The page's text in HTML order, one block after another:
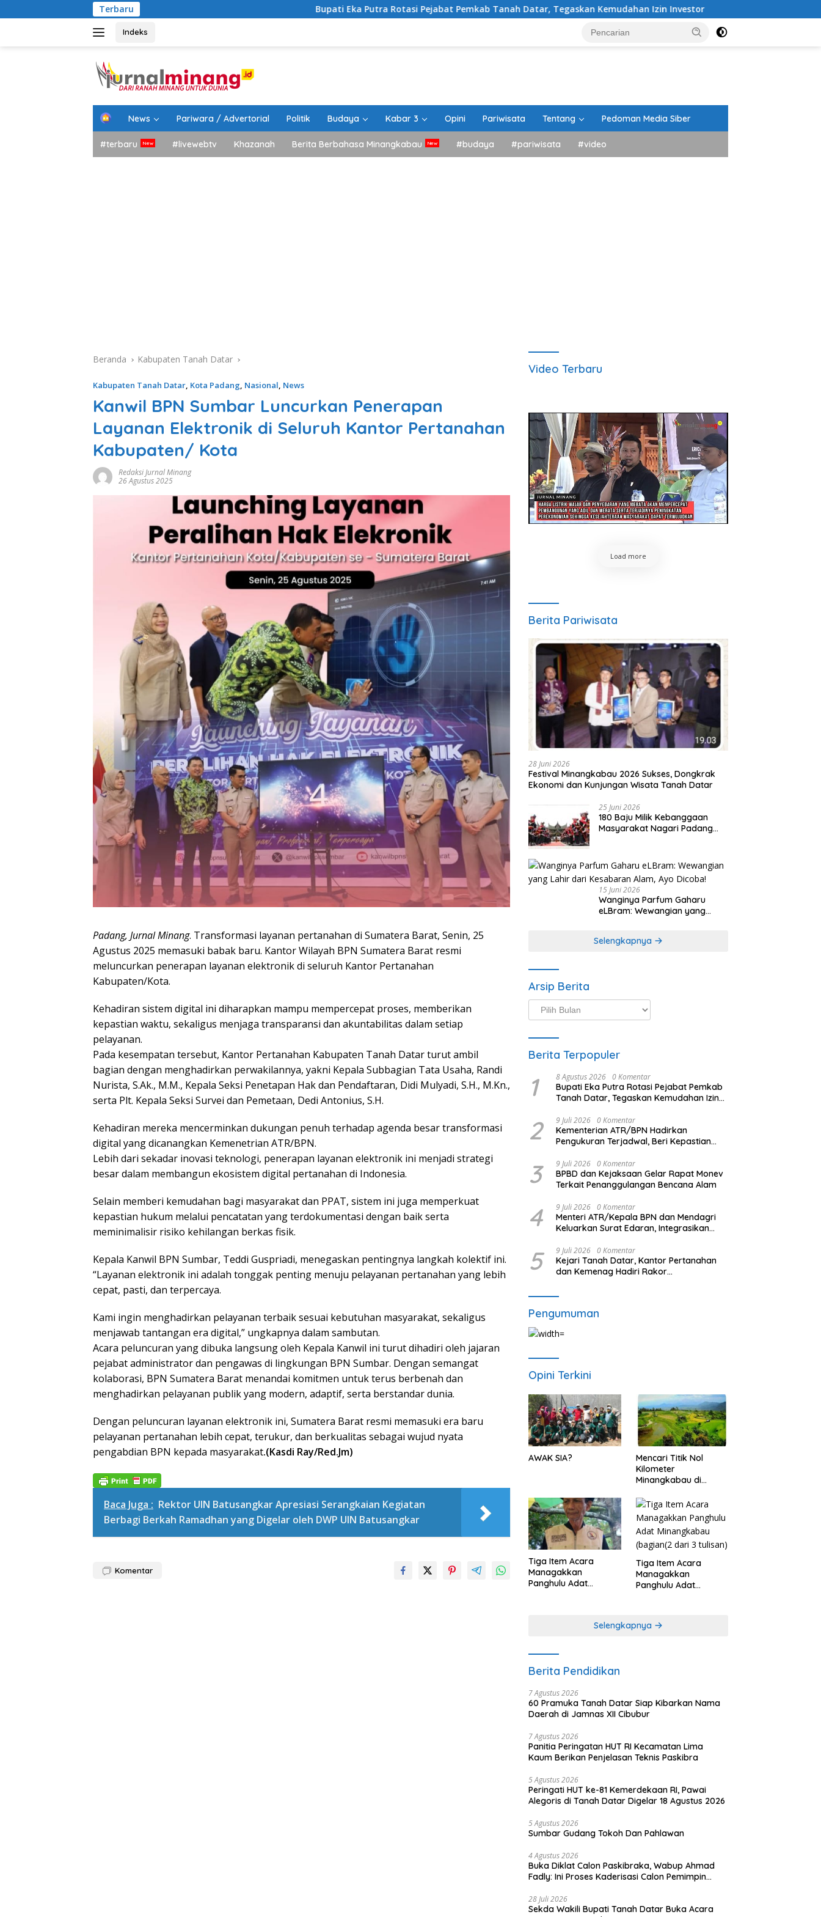
ke
Terbaru Bupati Eka Putra Rotasi Pejabat Pemkab Tanah Datar, Tegaskan Kemudahan Izin Investor 60 Pramuka Tanah Datar Siap
Indeks
H
m
e
News Pariwara / Advertorial Politik Budaya Kabar 3 Opini Pariwisata Tentang Pedoman Media Siber
#terbaru #livewebtv Khazanah Berita Berbahasa Minangkabau #budaya #pariwisata #video
Beranda Kabupaten Tanah Datar
Kabupaten Tanah Datar, Kota Padang, Nasional, News
Kanwil BPN Sumbar Luncurkan Penerapan
Layanan Elektronik di Seluruh Kantor Pertanahan
Kabupaten/ Kota
Redaksi Jurnal Minang
26 Agustus 2025
Padang, Jurnal Minang. Transformasi layanan pertanahan di Sumatera Barat, Senin, 25
Agustus 2025 memasuki babak baru. Kantor Wilayah BPN Sumatera Barat resmi
meluncurkan penerapan layanan elektronik di seluruh Kantor Pertanahan
Kabupaten/Kota.
Kehadiran sistem digital ini diharapkan mampu mempercepat proses, memberikan
kepastian waktu, sekaligus menjaga transparansi dan akuntabilitas dalam setiap
pelayanan.
Pada kesempatan tersebut, Kantor Pertanahan Kabupaten Tanah Datar turut ambil
bagian dengan menghadirkan perwakilannya, yakni Kepala Subbagian Tata Usaha, Randi
Nurista, S.Ak., M.M., Kepala Seksi Penetapan Hak dan Pendaftaran, Didi Mulyadi, S.H., M.Kn.,
serta Plt. Kepala Seksi Survei dan Pemetaan, Dedi Antonius, S.H.
Kehadiran mereka mencerminkan dukungan penuh terhadap agenda besar transformasi
digital yang dicanangkan Kemenetrian ATR/BPN.
Lebih dari sekadar inovasi teknologi, penerapan layanan elektronik ini menjadi strategi
besar dalam membangun ekosistem digital pertanahan di Indonesia.
Selain memberi kemudahan bagi masyarakat dan PPAT, sistem ini juga memperkuat
kepastian hukum melalui pencatatan yang terdokumentasi dengan baik serta
meminimalisir risiko kehilangan berkas fisik.
Kepala Kanwil BPN Sumbar, Teddi Guspriadi, menegaskan pentingnya langkah kolektif ini.
“Layanan elektronik ini adalah tonggak penting menuju pelayanan pertanahan yang lebih
cepat, pasti, dan terpercaya.
Kami ingin menghadirkan pelayanan terbaik sesuai kebutuhan masyarakat, sekaligus
menjawab tantangan era digital,” ungkapnya dalam sambutan.
Acara peluncuran yang dibuka langsung oleh Kepala Kanwil ini turut dihadiri oleh jajaran
pejabat administrator dan pengawas di lingkungan BPN Sumbar. Dengan semangat
kolaborasi, BPN Sumatera Barat menandai komitmen untuk terus berbenah dan
menghadirkan pelayanan publik yang modern, adaptif, serta berstandar dunia.
Dengan peluncuran layanan elektronik ini, Sumatera Barat resmi memasuki era baru
pelayanan pertanahan lebih cepat, terukur, dan berkualitas sebagai wujud nyata
pengabdian BPN kepada masyarakat.(Kasdi Ray/Red.Jm)
Baca Juga : Rektor UIN Batusangkar Apresiasi Serangkaian Kegiatan
Berbagi Berkah Ramadhan yang Digelar oleh DWP UIN Batusangkar
Komentar
Video Terbaru
Load more
Berita Pariwisata
28 Juni 2026
Festival Minangkabau 2026 Sukses, Dongkrak
Ekonomi dan Kunjungan Wisata Tanah Datar
25 Juni 2026
180 Baju Milik Kebanggaan
Masyarakat Nagari Padang
Minangkabau
15 Juni 2026
Wanginya Parfum Gaharu
eLBram: Wewangian yang
Selengkapnya
Arsip Berita
Arsip
Berita
Berita Terpopuler
1 8 Agustus 2026 0 Komentar
Bupati Eka Putra Rotasi Pejabat Pemkab
Tanah Datar, Tegaskan Kemudahan Izin
2 9 Juli 2026 0 Komentar
Kementerian ATR/BPN Hadirkan
Pengukuran Terjadwal, Beri Kepastian
3 9 Juli 2026 0 Komentar
BPBD dan Kejaksaan Gelar Rapat Monev
Terkait Penanggulangan Bencana Alam
4 9 Juli 2026 0 Komentar
Menteri ATR/Kepala BPN dan Mendagri
Keluarkan Surat Edaran, Integrasikan
5 9 Juli 2026 0 Komentar
Kejari Tanah Datar, Kantor Pertanahan
dan Kemenag Hadiri Rakor
Pengumuman
Opini Terkini
AWAK SIA?
Mencari Titik Nol
Kilometer
Minangkabau di
Dimanakah Lokasi
nya?
Tiga Item Acara
Managakkan
Panghulu Adat
Tiga Item Acara
Managakkan
Panghulu Adat
Selengkapnya
Berita Pendidikan
7 Agustus 2026
60 Pramuka Tanah Datar Siap Kibarkan Nama
Daerah di Jamnas XII Cibubur
7 Agustus 2026
Panitia Peringatan HUT RI Kecamatan Lima
Kaum Berikan Penjelasan Teknis Paskibra
5 Agustus 2026
Peringati HUT ke-81 Kemerdekaan RI, Pawai
Alegoris di Tanah Datar Digelar 18 Agustus 2026
5 Agustus 2026
Sumbar Gudang Tokoh Dan Pahlawan
4 Agustus 2026
Buka Diklat Calon Paskibraka, Wabup Ahmad
Fadly: Ini Proses Kaderisasi Calon Pemimpin
28 Juli 2026
Sekda Wakili Bupati Tanah Datar Buka Acara